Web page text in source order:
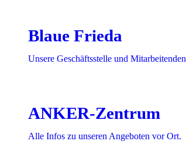
Blaue Frieda
Unsere Geschäftsstelle und Mitarbeitenden
ANKER-Zentrum
Alle Infos zu unseren Angeboten vor Ort.